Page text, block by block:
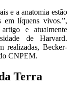
e a anatomia estão
em líquens vivos.”,
e atualmente
de Harvard.
realizadas, Becker-
CNPEM.
Terra